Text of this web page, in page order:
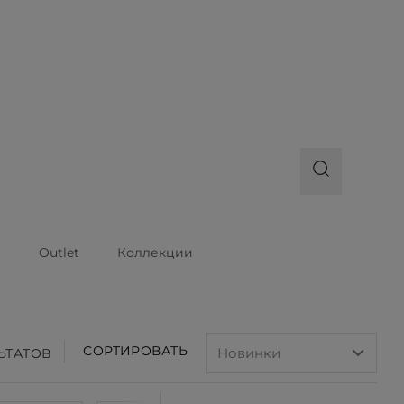
Outlet Коллекции
СОРТИРОВАТЬ